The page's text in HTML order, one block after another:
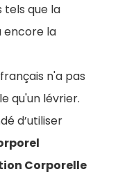
que la
encore la
n'a pas
qu'un lévrier.
d’utiliser
Corporelle